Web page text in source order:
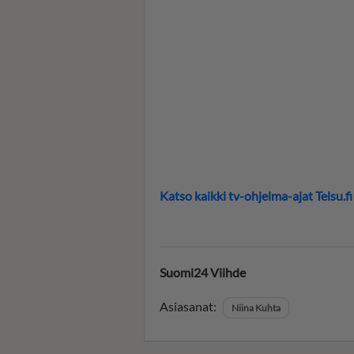
Katso kaikki tv-ohjelma-ajat Telsu.fi
Suomi24 Viihde
Asiasanat: Niina Kuhta